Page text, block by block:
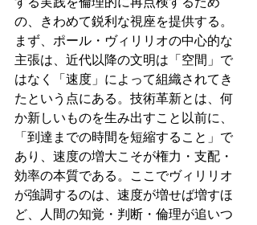
の、きわめて鋭利な視座を提供する。
まず、ポール・ヴィリリオの中心的な
主張は、近代以降の文明は「空間」で
はなく「速度」によって組織されてき
たという点にある。技術革新とは、何
か新しいものを生み出すこと以前に、
「到達までの時間を短縮すること」で
あり、速度の増大こそが権力・支配・
効率の本質である。ここでヴィリリオ
が強調するのは、速度が増せば増すほ
ど、人間の知覚・判断・倫理が追いつ